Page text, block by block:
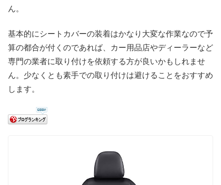
ん。
基本的にシートカバーの装着はかなり大変な作業なので予
算の都合が付くのであれば、カー用品店やディーラーなど
専門の業者に取り付けを依頼する方が良いかもしれませ
ん。少なくとも素手での取り付けは避けることをおすすめ
します。